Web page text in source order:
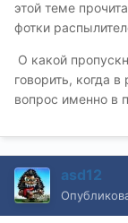
этой теме
фотки
О какой
говорить, когда
вопрос именно в
asd12